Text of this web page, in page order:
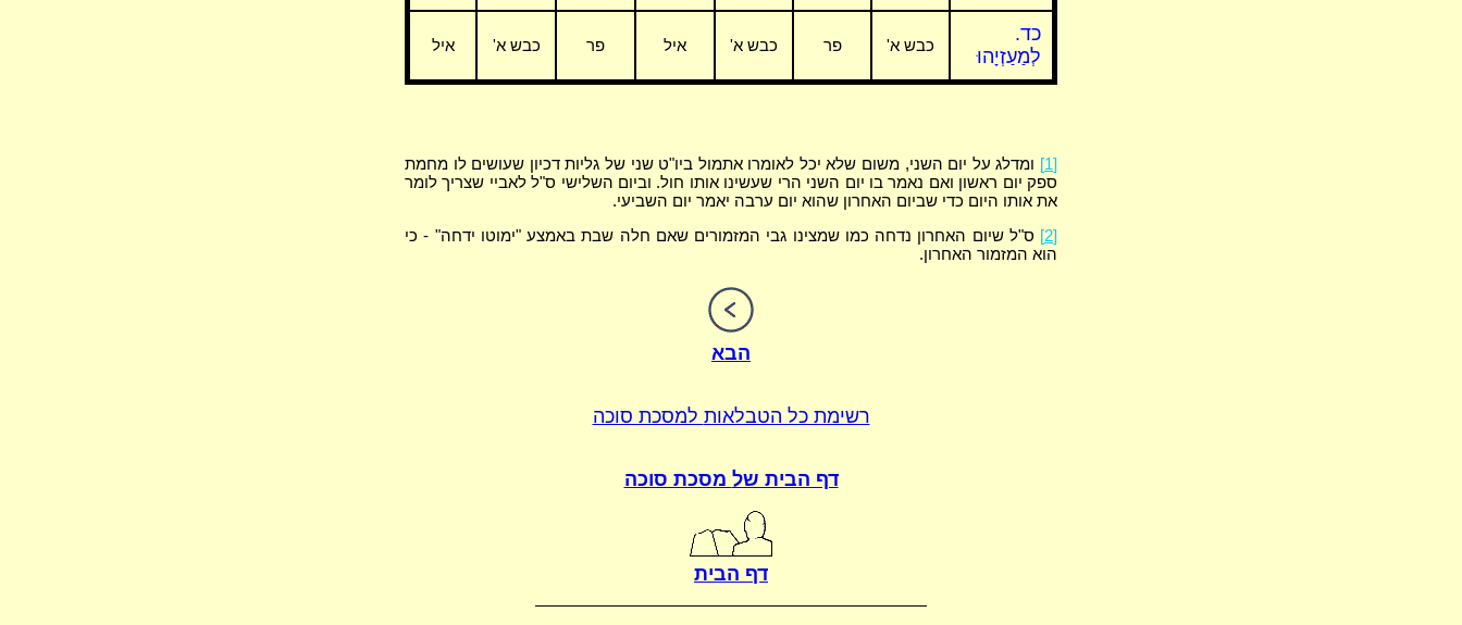
כד.
לְמַעַזְיָהוּ
כבש א' פר כבש א' איל פר כבש א' איל
[1]
ומדלג על יום השני, משום שלא יכל לאומרו אתמול ביו"ט שני של גליות דכיון שעושים לו מחמת
ספק יום ראשון ואם נאמר בו יום השני הרי שעשינו אותו חול. וביום השלישי ס"ל לאביי שצריך לומר
את אותו היום כדי שביום האחרון שהוא יום ערבה יאמר יום השביעי.
[2]
ס"ל שיום האחרון נדחה כמו שמצינו גבי המזמורים שאם חלה שבת באמצע "ימוטו ידחה" - כי
הוא המזמור האחרון.
הבא
רשימת כל הטבלאות למסכת סוכה
דף הבית של מסכת סוכה
דף הבית